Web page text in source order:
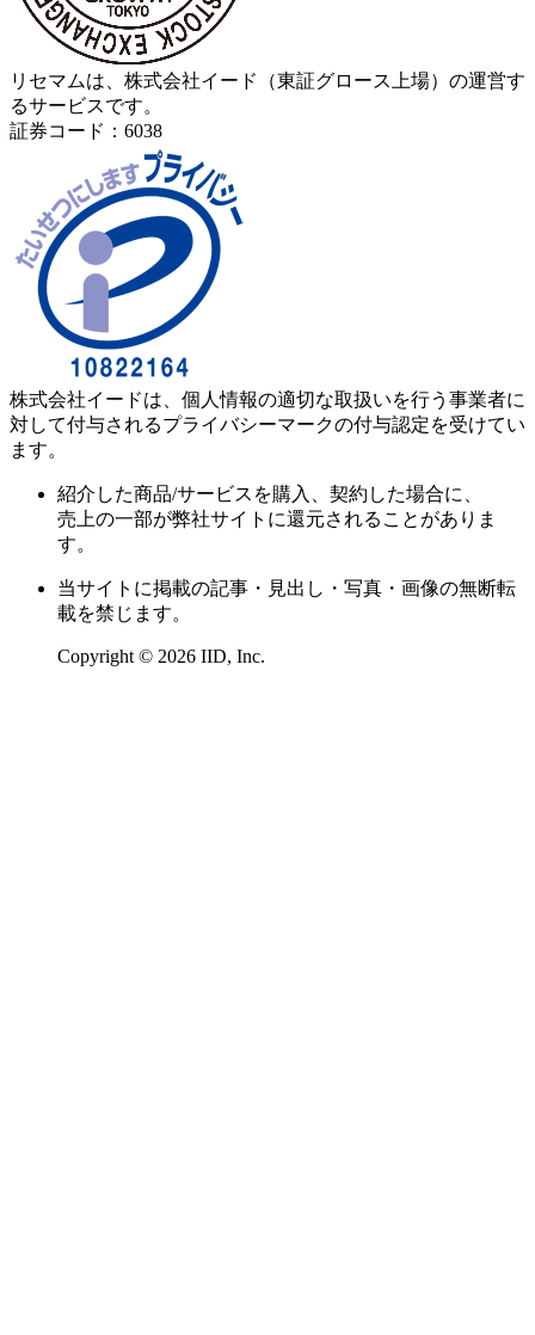
リセマムは、株式会社イード（東証グロース上場）の運営す
るサービスです。
証券コード：6038
株式会社イードは、個人情報の適切な取扱いを行う事業者に
対して付与されるプライバシーマークの付与認定を受けてい
ます。
紹介した商品/サービスを購入、契約した場合に、
売上の一部が弊社サイトに還元されることがありま
す。
当サイトに掲載の記事・見出し・写真・画像の無断転
載を禁じます。
Copyright © 2026 IID, Inc.